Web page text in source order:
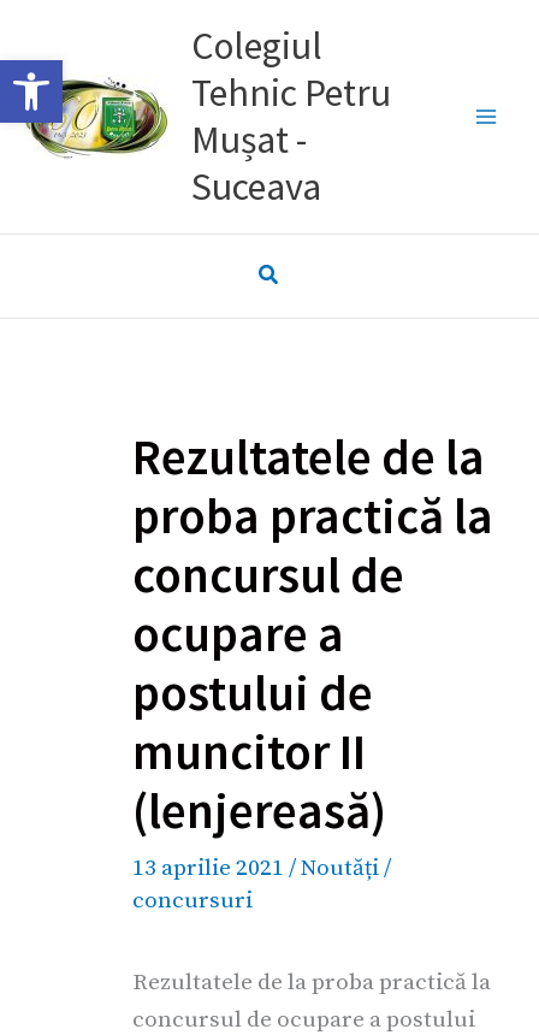
Deschide bara de unelte
to
content
Colegiul
Tehnic Petru
Mușat -
Suceava
Rezultatele de la
proba practică la
concursul de
ocupare a
postului de
muncitor II
(lenjereasă)
13 aprilie 2021 /Noutăți/
concursuri
Rezultatele de la proba practică la
concursul de ocupare a postului